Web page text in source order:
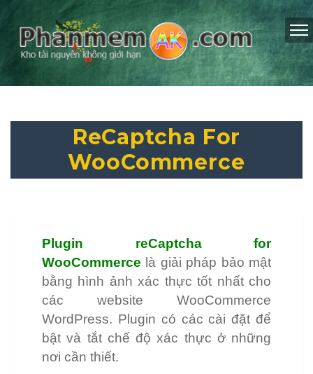
ReCaptcha For
WooCommerce
Plugin reCaptcha for
WooCommerce là giải pháp bảo mật
bằng hình ảnh xác thực tốt nhất cho
các website WooCommerce
WordPress. Plugin có các cài đặt để
bật và tắt chế độ xác thực ở những
nơi cần thiết.